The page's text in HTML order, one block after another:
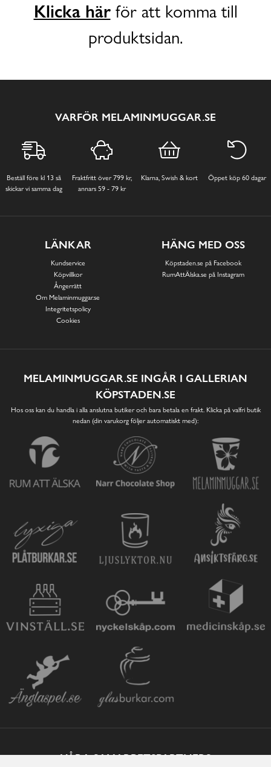
Klicka härför att komma till
produktsidan.
VARFÖR MELAMINMUGGAR.SE
Beställ före kl 13 så
skickar vi samma dag
Fraktfritt över 799 kr,
annars 59 - 79 kr
Klarna, Swish & kort Öppet köp 60 dagar
LÄNKAR
Kundservice
Köpvillkor
Ångerrätt
Om Melaminmuggar.se
Integritetspolicy
Cookies
HÄNG MED OSS
Köpstaden.se på Facebook
RumAttÄlska.se på Instagram
MELAMINMUGGAR.SE INGÅR I GALLERIAN
KÖPSTADEN.SE
Hos oss kan du handla i alla anslutna butiker och bara betala en frakt. Klicka på valfri butik
nedan (din varukorg följer automatiskt med):
VÅRA SAMARBETSPARTNERS